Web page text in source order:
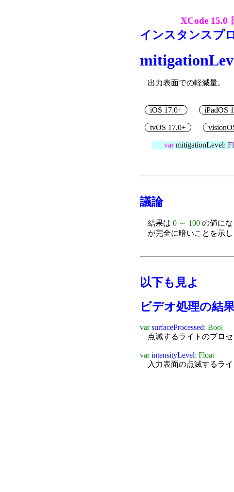
XCode 15.0
インスタンスプ
出力表面での軽減量。
iOS 17.0+ iPadOS
tvOS 17.0+
varmitigationLevel:
議論
結果は 0 ～ 100 の値にな
が完全に暗いことを示し
以下も見よ
ビデオ処理の結
varsurfaceProcessed: Bool
点滅するライトのプロ
varintensityLevel: Float
入力表面の点滅するライ